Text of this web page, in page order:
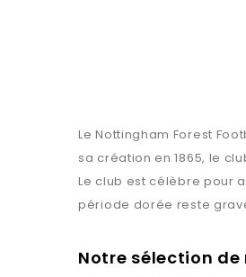
Le Nottingham Forest
sa création en 1865, le
Le club est célèbre pour
période dorée reste
Notre sélection